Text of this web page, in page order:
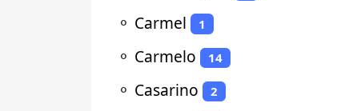
⚬ Carmel 1
⚬ Carmelo 14
⚬ Casarino 2